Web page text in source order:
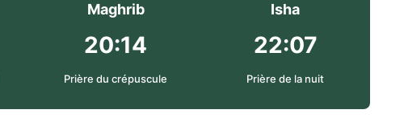
Maghrib
20:14
Prière du crépuscule
Isha
22:07
Prière de la nuit